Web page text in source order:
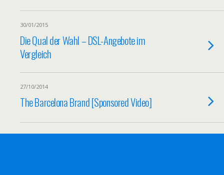
30/01/2015
Die Qual der Wahl – DSL-Angebote im
Vergleich
27/10/2014
The Barcelona Brand [Sponsored Video]